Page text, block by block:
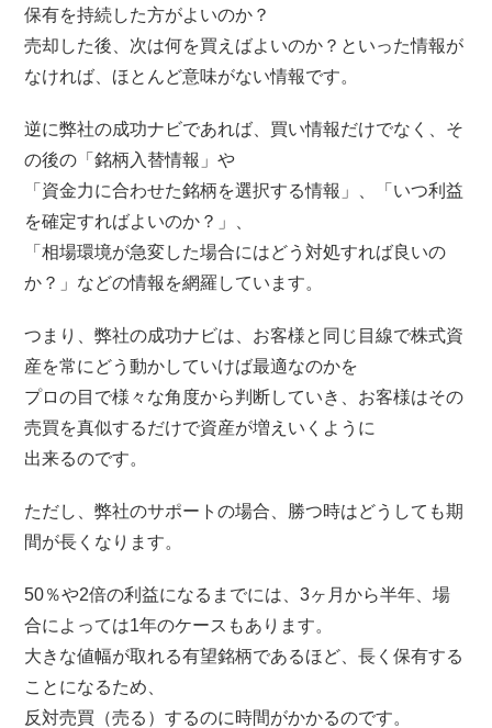
保有を持続した方がよいのか？
売却した後、次は何を買えばよいのか？といった情報が
なければ、ほとんど意味がない情報です。
逆に弊社の成功ナビであれば、買い情報だけでなく、そ
の後の「銘柄入替情報」や
「資金力に合わせた銘柄を選択する情報」、「いつ利益
を確定すればよいのか？」、
「相場環境が急変した場合にはどう対処すれば良いの
か？」などの情報を網羅しています。
つまり、弊社の成功ナビは、お客様と同じ目線で株式資
産を常にどう動かしていけば最適なのかを
プロの目で様々な角度から判断していき、お客様はその
売買を真似するだけで資産が増えいくように
出来るのです。
ただし、弊社のサポートの場合、勝つ時はどうしても期
間が長くなります。
50％や2倍の利益になるまでには、3ヶ月から半年、場
合によっては1年のケースもあります。
大きな値幅が取れる有望銘柄であるほど、長く保有する
ことになるため、
反対売買（売る）するのに時間がかかるのです。